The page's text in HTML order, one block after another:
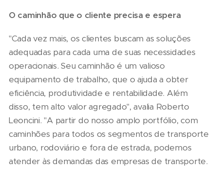
O caminhão que o cliente precisa e espera
"Cada vez mais, os clientes buscam as soluções
adequadas para cada uma de suas necessidades
operacionais. Seu caminhão é um valioso
equipamento de trabalho, que o ajuda a obter
eficiência, produtividade e rentabilidade. Além
disso, tem alto valor agregado", avalia Roberto
Leoncini. "A partir do nosso amplo portfólio, com
caminhões para todos os segmentos de transporte
urbano, rodoviário e fora de estrada, podemos
atender às demandas das empresas de transporte.